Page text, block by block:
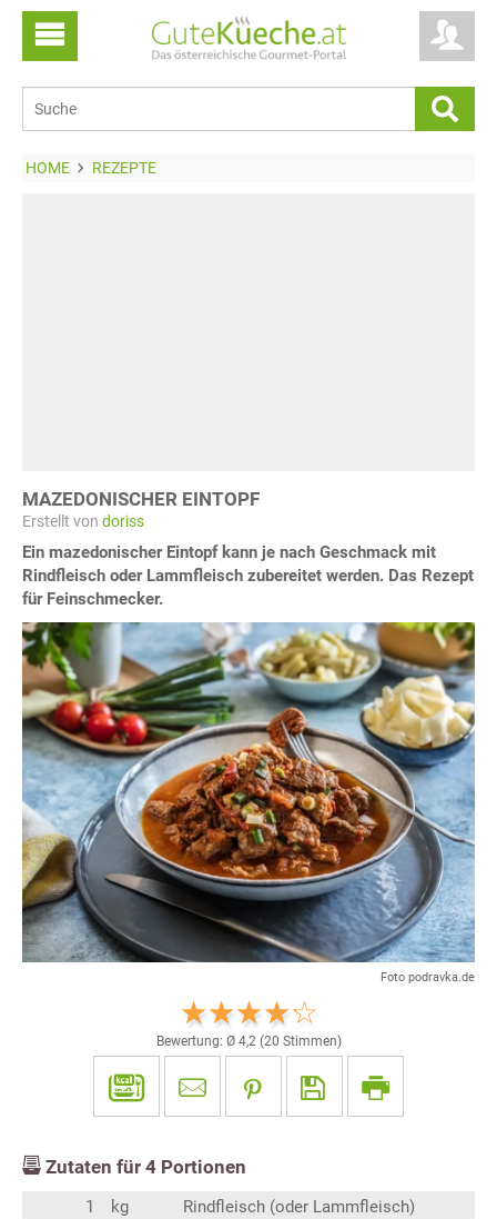
HOME REZEPTE
MAZEDONISCHER EINTOPF
Erstellt von doriss
Ein mazedonischer Eintopf kann je nach Geschmack mit
Rindfleisch oder Lammfleisch zubereitet werden. Das Rezept
für Feinschmecker.
Foto podravka.de
Bewertung: Ø 4,2(20 Stimmen)
Zutaten für 4 Portionen
1 kg
Rindfleisch (oder Lammfleisch)